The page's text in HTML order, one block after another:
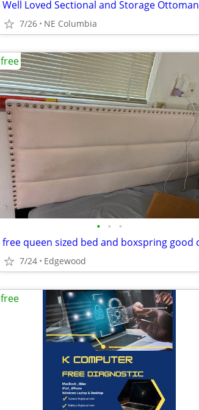
Well Loved Sectional and Storage Ottoman
7/26 NE Columbia
• • •
7/24 Edgewood
free
free